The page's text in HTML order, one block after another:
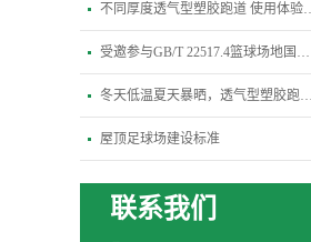
不同厚度透气型塑
受邀参与GB/T 22517.4篮球场地国标修订研讨会-杭州宝力体育
冬天低温夏天暴晒，透气型塑胶跑道会变硬开裂吗？
屋顶足球场建设标准
联系我们